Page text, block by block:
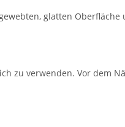
glatten
zu verwenden. Vor dem